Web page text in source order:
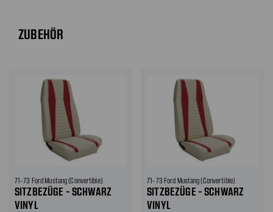
ZUBEHÖR
71-73 Ford Mustang (Convertible)
SITZBEZÜGE - SCHWARZ
VINYL
71-73 Ford Mustang (Convertible)
SITZBEZÜGE - SCHWARZ
VINYL